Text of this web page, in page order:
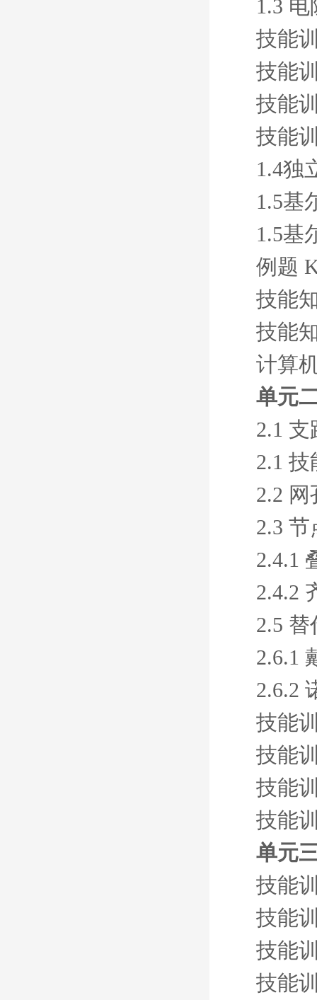
1.3
技能
技能
技能
技能
1.4独
1.5基
1.5基
例题
技能
技能
计算
单元
2.1
2.1
2.2
2.3
2.4.1
2.4.2
2.5
2.6.1
2.6.2
技能
技能
技能
技能
单元
技能
技能
技能
技能